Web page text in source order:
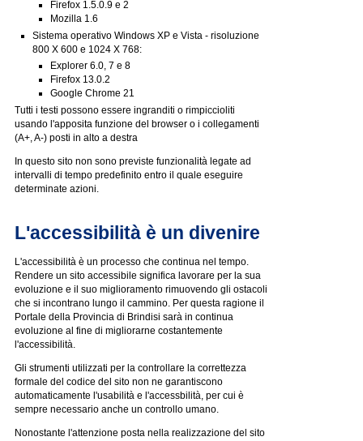
Firefox 1.5.0.9 e 2
Mozilla 1.6
Sistema operativo Windows XP e Vista - risoluzione
800 X 600 e 1024 X 768:
Explorer 6.0, 7 e 8
Firefox 13.0.2
Google Chrome 21
Tutti i testi possono essere ingranditi o rimpiccioliti
usando l'apposita funzione del browser o i collegamenti
(A+, A-) posti in alto a destra
In questo sito non sono previste funzionalità legate ad
intervalli di tempo predefinito entro il quale eseguire
determinate azioni.
L'accessibilità è un divenire
L'accessibilità è un processo che continua nel tempo.
Rendere un sito accessibile significa lavorare per la sua
evoluzione e il suo miglioramento rimuovendo gli ostacoli
che si incontrano lungo il cammino. Per questa ragione il
Portale della Provincia di Brindisi sarà in continua
evoluzione al fine di migliorarne costantemente
l'accessibilità.
Gli strumenti utilizzati per la controllare la correttezza
formale del codice del sito non ne garantiscono
automaticamente l'usabilità e l'accessbilità, per cui è
sempre necessario anche un controllo umano.
Nonostante l'attenzione posta nella realizzazione del sito